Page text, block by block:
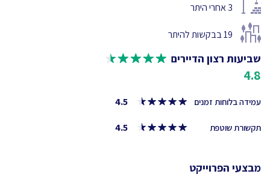
3אחרי היתר
19בבקשות להיתר
שביעות רצון הדיירים
4.8
עמידה בלוחות זמנים 4.5
תקשורת שוטפת 4.5
מבצעי הפרוייקט